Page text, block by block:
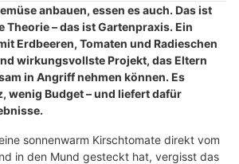
anbauen, essen es auch. Das ist
Theorie – das ist Gartenpraxis. Ein
Erdbeeren, Tomaten und Radieschen
wirkungsvollste Projekt, das Eltern
in Angriff nehmen können. Es
wenig Budget – und liefert dafür
sonnenwarm Kirschtomate direkt vom
in den Mund gesteckt hat, vergisst das